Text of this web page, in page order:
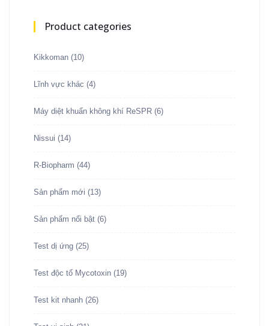
Product categories
Kikkoman (10)
Lĩnh vực khác (4)
Máy diệt khuẩn không khí ReSPR (6)
Nissui (14)
R-Biopharm (44)
Sản phẩm mới (13)
Sản phẩm nổi bật (6)
Test dị ứng (25)
Test độc tố Mycotoxin (19)
Test kit nhanh (26)